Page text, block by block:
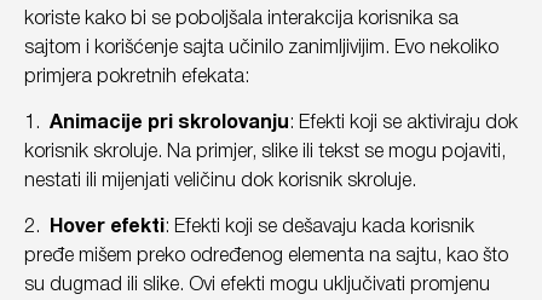
koriste kako bi se poboljšala interakcija korisnika sa
sajtom i korišćenje sajta učinilo zanimljivijim. Evo nekoliko
primjera pokretnih efekata:
1. Animacije pri skrolovanju : Efekti koji se aktiviraju dok
korisnik skroluje. Na primjer, slike ili tekst se mogu pojaviti,
nestati ili mijenjati veličinu dok korisnik skroluje.
2. Hover efekti : Efekti koji se dešavaju kada korisnik
pređe mišem preko određenog elementa na sajtu, kao što
su dugmad ili slike. Ovi efekti mogu uključivati promjenu